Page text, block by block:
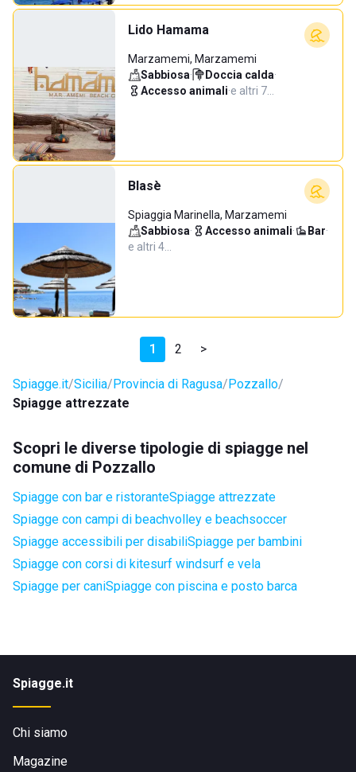
Lido Hamama
Marzamemi, Marzamemi
Sabbiosa· Doccia calda·
Accesso animali·e altri 7…
Blasè
Spiaggia Marinella, Marzamemi
Sabbiosa· Accesso animali· Bar·
e altri 4…
1 2 >
Spiagge.it Sicilia Provincia di Ragusa Pozzallo
Spiagge attrezzate
Scopri le diverse tipologie di spiagge nel
comune di Pozzallo
Spiagge con bar e ristoranteSpiagge attrezzate
Spiagge con campi di beachvolley e beachsoccer
Spiagge accessibili per disabiliSpiagge per bambini
Spiagge con corsi di kitesurf windsurf e vela
Spiagge per caniSpiagge con piscina e posto barca
Spiagge.it
Chi siamo
Magazine